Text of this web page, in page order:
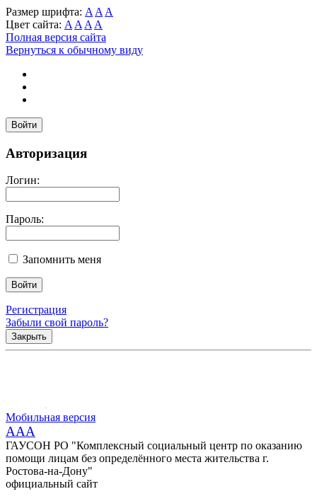
Размер шрифта: A A A
Цвет сайта: A A A A
Полная версия сайта
Вернуться к обычному виду
Войти
Авторизация
Логин:
Пароль:
Запомнить меня
Регистрация
Забыли свой пароль?
Закрыть
Мобильная версия
AAA
ГАУСОН РО "Комплексный социальный центр по оказанию
помощи лицам без определённого места жительства г.
Ростова-на-Дону"
официальный сайт